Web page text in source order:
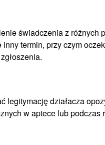
świadczenia z różnych
termin, przy czym
legitymację działacza
w aptece lub podczas